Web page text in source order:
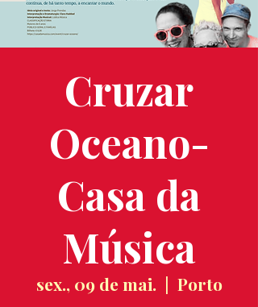
Cruzar
Oceano-
Casa da
Música
sex., 09 de mai.
  |
Porto